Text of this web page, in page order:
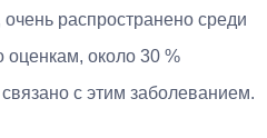
распространено среди
оценкам, около 30 %
с этим заболеванием.